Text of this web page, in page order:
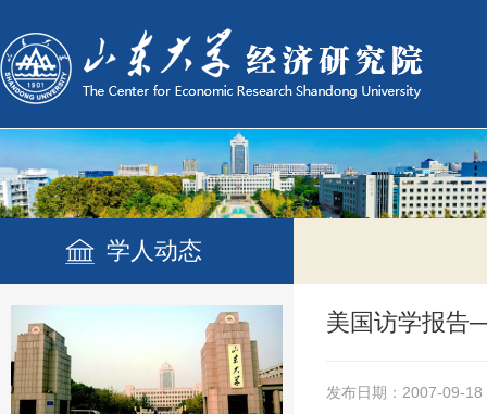
学人动态
美国访学报
发布日期：2007-09-18